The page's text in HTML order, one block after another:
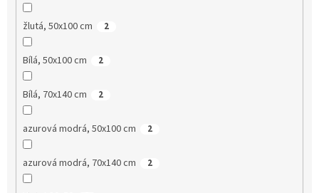
žlutá, 50x100 cm 2
Bílá, 50x100 cm 2
Bílá, 70x140 cm 2
azurová modrá, 50x100 cm 2
azurová modrá, 70x140 cm 2